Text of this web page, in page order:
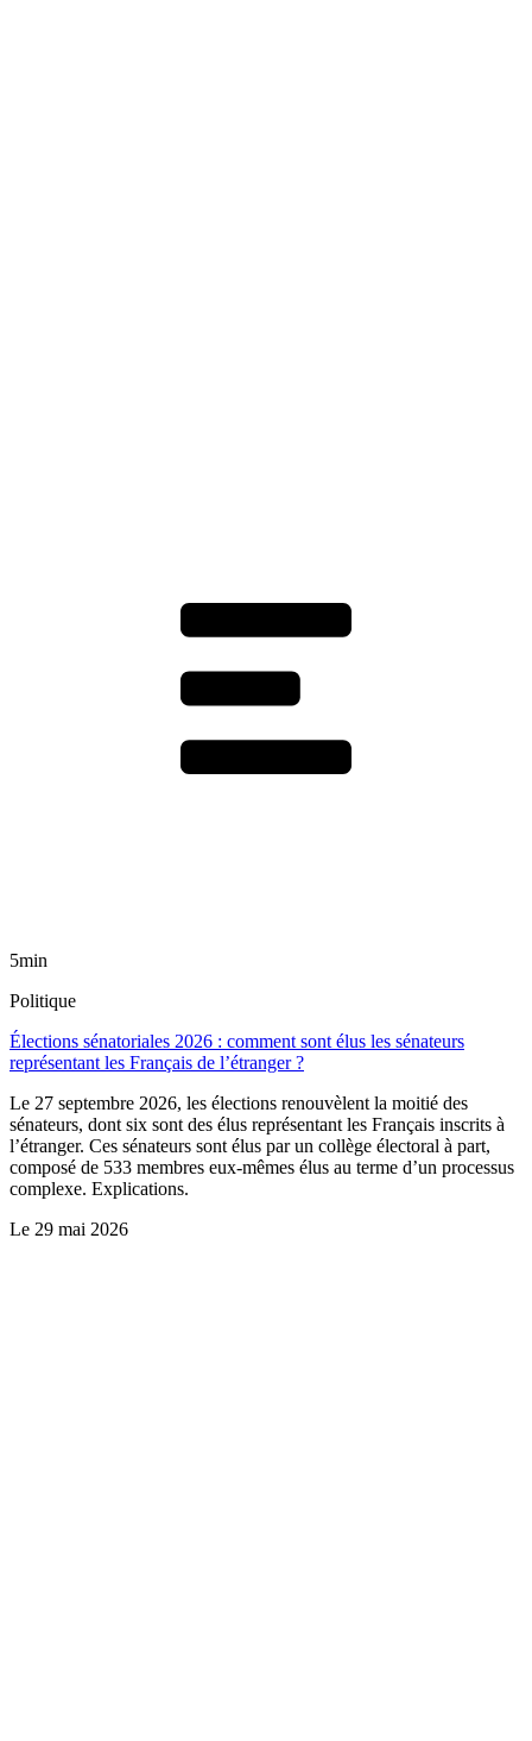
5min
Politique
Élections sénatoriales 2026 : comment sont élus les sénateurs
représentant les Français de l’étranger ?
Le 27 septembre 2026, les élections renouvèlent la moitié des
sénateurs, dont six sont des élus représentant les Français inscrits à
l’étranger. Ces sénateurs sont élus par un collège électoral à part,
composé de 533 membres eux-mêmes élus au terme d’un processus
complexe. Explications.
Le 29 mai 2026